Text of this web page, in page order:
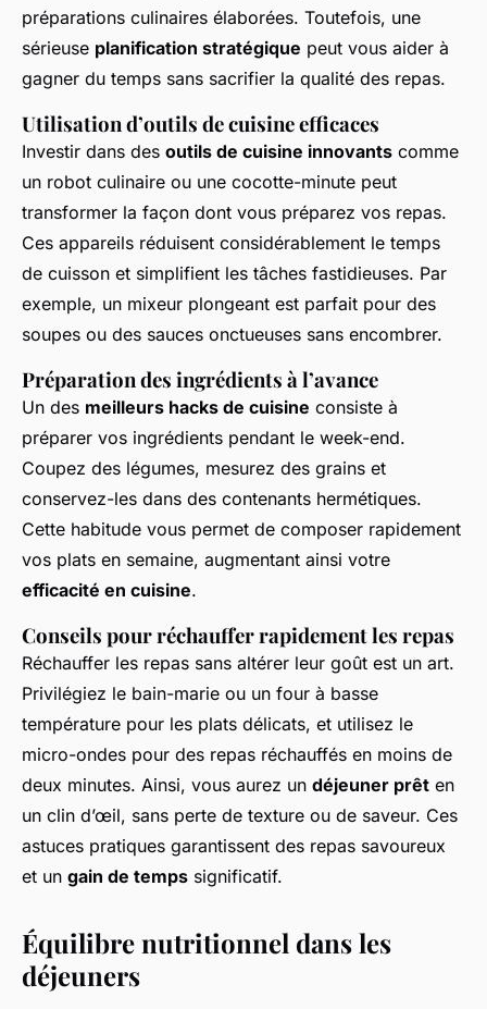
préparations culinaires élaborées. Toutefois, une
sérieuse planification stratégique peut vous aider à
gagner du temps sans sacrifier la qualité des repas.
Utilisation d’outils de cuisine efficaces
Investir dans des outils de cuisine innovants comme
un robot culinaire ou une cocotte-minute peut
transformer la façon dont vous préparez vos repas.
Ces appareils réduisent considérablement le temps
de cuisson et simplifient les tâches fastidieuses. Par
exemple, un mixeur plongeant est parfait pour des
soupes ou des sauces onctueuses sans encombrer.
Préparation des ingrédients à l’avance
Un des meilleurs hacks de cuisine consiste à
préparer vos ingrédients pendant le week-end.
Coupez des légumes, mesurez des grains et
conservez-les dans des contenants hermétiques.
Cette habitude vous permet de composer rapidement
vos plats en semaine, augmentant ainsi votre
efficacité en cuisine.
Conseils pour réchauffer rapidement les repas
Réchauffer les repas sans altérer leur goût est un art.
Privilégiez le bain-marie ou un four à basse
température pour les plats délicats, et utilisez le
micro-ondes pour des repas réchauffés en moins de
deux minutes. Ainsi, vous aurez un déjeuner prêt en
un clin d’œil, sans perte de texture ou de saveur. Ces
astuces pratiques garantissent des repas savoureux
et un gain de temps significatif.
Équilibre nutritionnel dans les
déjeuners